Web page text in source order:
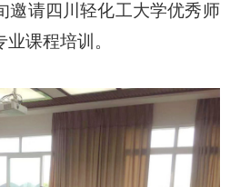
邀请四川轻化工大学优秀师
课程培训。